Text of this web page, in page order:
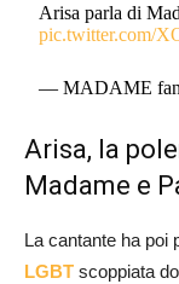
Arisa parla di
pic.twitter.com/
— MADAME
Arisa, la
Madame e
La cantante ha poi
LGBT scoppiata